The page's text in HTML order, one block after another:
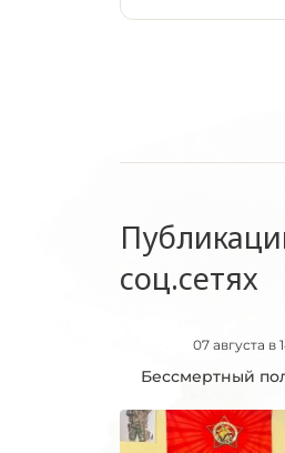
соц.сетях
07 августа в
Бессмертный